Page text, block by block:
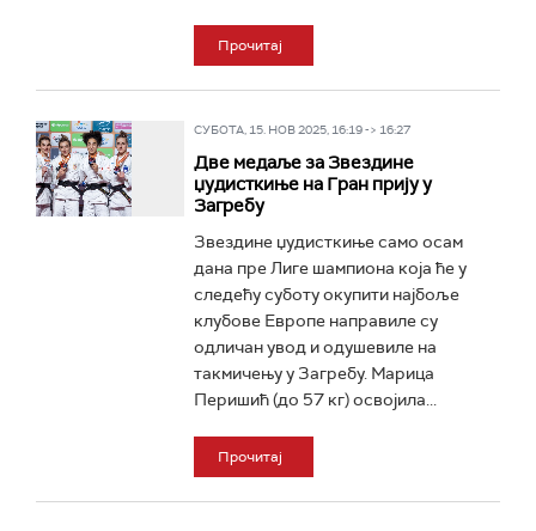
Прочитај
СУБОТА, 15. НОВ 2025, 16:19 -> 16:27
Две медаље за Звездине
џудисткиње на Гран прију у
Загребу
Звездине џудисткиње само осам
дана пре Лиге шампиона која ће у
следећу суботу окупити најбоље
клубове Европе направиле су
одличан увод и одушевиле на
такмичењу у Загребу. Марица
Перишић (до 57 кг) освојила...
Прочитај